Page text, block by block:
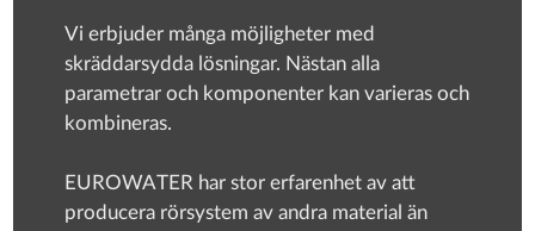
Vi erbjuder många möjligheter med
skräddarsydda lösningar. Nästan alla
parametrar och komponenter kan varieras och
kombineras.
EUROWATER har stor erfarenhet av att
producera rörsystem av andra material än